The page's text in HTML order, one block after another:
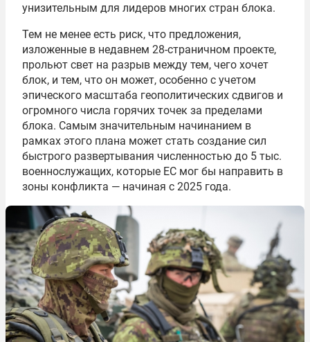
унизительным для лидеров многих стран блока.
Тем не менее есть риск, что предложения,
изложенные в недавнем 28-страничном проекте,
прольют свет на разрыв между тем, чего хочет
блок, и тем, что он может, особенно с учетом
эпического масштаба геополитических сдвигов и
огромного числа горячих точек за пределами
блока. Самым значительным начинанием в
рамках этого плана может стать создание сил
быстрого развертывания численностью до 5 тыс.
военнослужащих, которые ЕС мог бы направить в
зоны конфликта — начиная с 2025 года.